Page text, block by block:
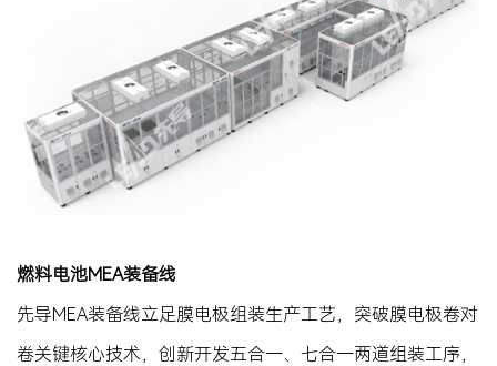
燃料电池MEA装备线
先导MEA装备线立足膜电极组装生产工艺，突破膜电极卷对
卷关键核心技术，创新开发五合一、七合一两道组装工序，